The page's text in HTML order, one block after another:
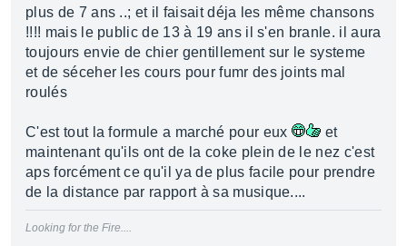
plus de 7 ans ..; et il faisait déja les même chansons
!!!! mais le public de 13 à 19 ans il s'en branle. il aura
toujours envie de chier gentillement sur le systeme
et de séceher les cours pour fumr des joints mal
roulés
C'est tout la formule a marché pour eux
et
maintenant qu'ils ont de la coke plein de le nez c'est
aps forcément ce qu'il ya de plus facile pour prendre
de la distance par rapport à sa musique....
Looking for the Fire....